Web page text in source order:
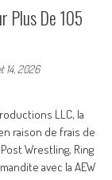
Plus De 105
14, 2026
LLC, la
raison de frais de
Wrestling, Ring
avec la AEW